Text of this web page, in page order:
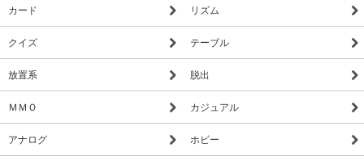
カード リズム
クイズ テーブル
放置系 脱出
ＭＭＯ カジュアル
アナログ ホビー